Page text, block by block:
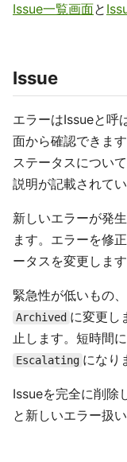
Issue一覧画面と
Issue
エラーはIssueと呼
面から確認できます
ステータスについて
説明が記載されてい
新しいエラーが発
ます。エラーを修
ータスを変更します
緊急性が低いもの
Archived に変更し
止します。短時間
Escalating になり
Issueを完全に削除
と新しいエラー扱